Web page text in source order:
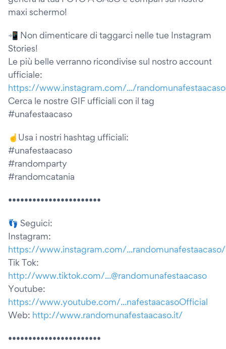
maxi schermo!
📲 Non dimenticare di taggarci nelle tue Instagram
Stories!
Le più belle verranno ricondivise sul nostro account
ufficiale:
https://www.instagram.com/.../randomunafestaacaso
Cerca le nostre GIF ufficiali con il tag
#unafestaacaso
☝️Usa i nostri hashtag ufficiali:
#unafestaacaso
#randomparty
#randomcatania
•••••••••••••••••••••••
👣 Seguici:
Instagram:
https://www.instagram.com/...randomunafestaacaso/
Tik Tok:
http://www.tiktok.com/...@randomunafestaacaso
Youtube:
https://www.youtube.com/...nafestaacasoOfficial
Web: http://www.randomunafestaacaso.it/
•••••••••••••••••••••••